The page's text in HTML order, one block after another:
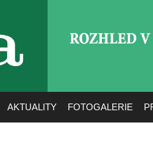
AKTUALITY FOTOGALERIE